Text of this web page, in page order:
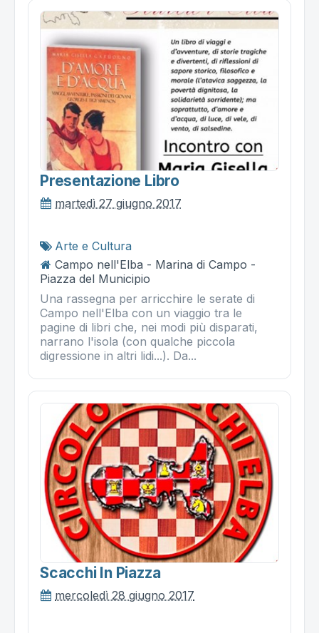
Presentazione Libro
martedì 27 giugno 2017
Arte e Cultura
Campo nell'Elba - Marina di Campo -
Piazza del Municipio
Una rassegna per arricchire le serate di
Campo nell'Elba con un viaggio tra le
pagine di libri che, nei modi più disparati,
narrano l'isola (con qualche piccola
digressione in altri lidi...). Da...
Scacchi In Piazza
mercoledì 28 giugno 2017